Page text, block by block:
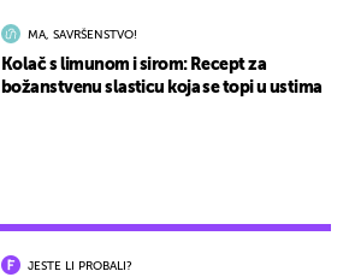
JESTE LI PROBALI?
MA, SAVRŠENSTVO!
Kolač s limunom i sirom: Recept za
božanstvenu slasticu koja se topi u ustima